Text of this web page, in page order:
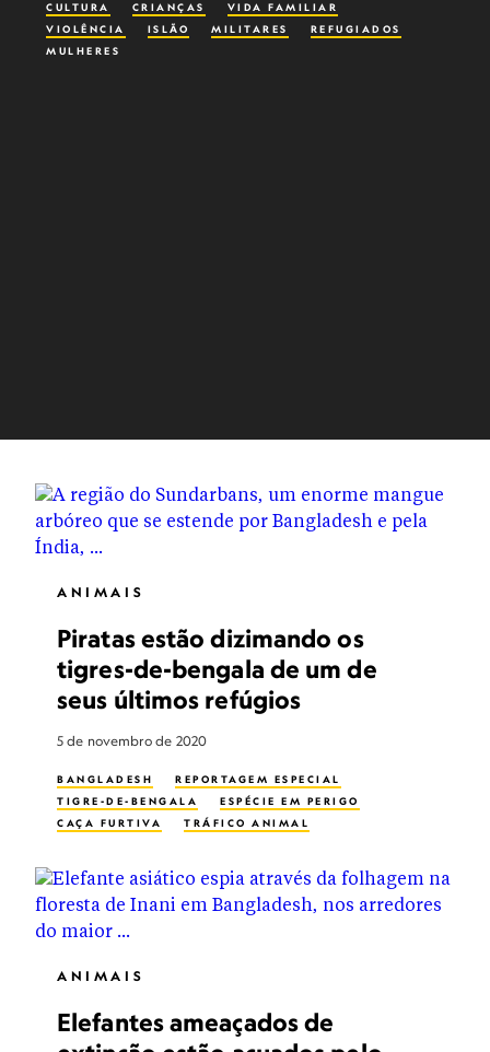
CULTURA
CRIANÇAS
VIDA FAMILIAR
VIOLÊNCIA
ISLÃO MILITARES
REFUGIADOS
MULHERES
ANIMAIS
Piratas estão dizimando os
tigres-de-bengala de um de
seus últimos refúgios
5 de novembro de 2020
BANGLADESH
REPORTAGEM ESPECIAL
TIGRE-DE-BENGALA
ESPÉCIE EM PERIGO
CAÇA FURTIVA
TRÁFICO ANIMAL
ANIMAIS
Elefantes ameaçados de